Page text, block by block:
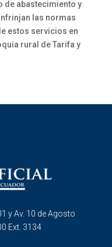
de abastecimiento y
las normas
estos servicios en
rural de Tarifa y
y Av. 10 de Agosto
Ext. 3134